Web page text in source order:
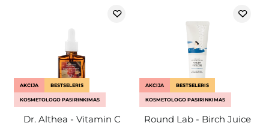
AKCIJA BESTSELERIS
KOSMETOLOGO PASIRINKIMAS
Dr. Althea - Vitamin C
AKCIJA BESTSELERIS
KOSMETOLOGO PASIRINKIMAS
Round Lab - Birch Juice